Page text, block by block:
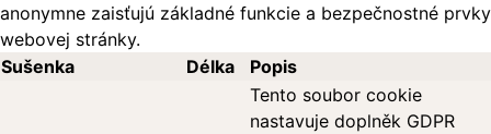
anonymne zaisťujú základné funkcie a bezpečnostné prvky
webovej stránky.
Sušenka
Délka Popis
Tento soubor cookie
nastavuje doplněk GDPR